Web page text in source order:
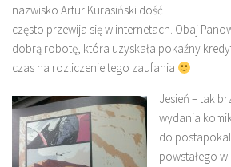
nazwisko Artur Kurasiński dość
często przewija się w internetach. Obaj
dobrą robotę, która uzyskała pokaźny
czas na rozliczenie tego zaufania
Jesień – tak
wydania
do
powstałego